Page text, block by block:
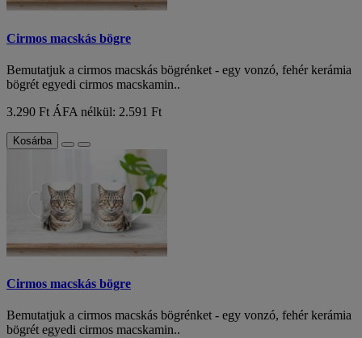
Cirmos macskás bögre
Bemutatjuk a cirmos macskás bögrénket - egy vonzó, fehér kerámia
bögrét egyedi cirmos macskamin..
3.290 Ft ÁFA nélkül: 2.591 Ft
Kosárba
Cirmos macskás bögre
Bemutatjuk a cirmos macskás bögrénket - egy vonzó, fehér kerámia
bögrét egyedi cirmos macskamin..